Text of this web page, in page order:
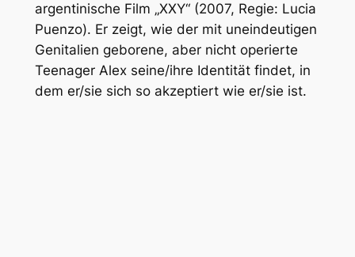
argentinische Film „XXY“ (2007, Regie: Lucia
Puenzo). Er zeigt, wie der mit uneindeutigen
Genitalien geborene, aber nicht operierte
Teenager Alex seine/ihre Identität findet, in
dem er/sie sich so akzeptiert wie er/sie ist.